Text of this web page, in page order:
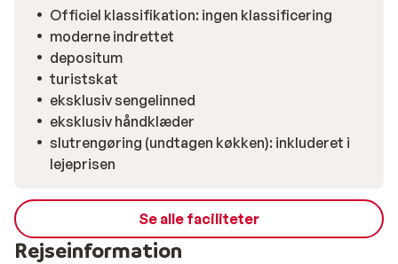
Officiel klassifikation: ingen klassificering
moderne indrettet
depositum
turistskat
eksklusiv sengelinned
eksklusiv håndklæder
slutrengøring (undtagen køkken): inkluderet i
lejeprisen
Se alle faciliteter
Rejseinformation